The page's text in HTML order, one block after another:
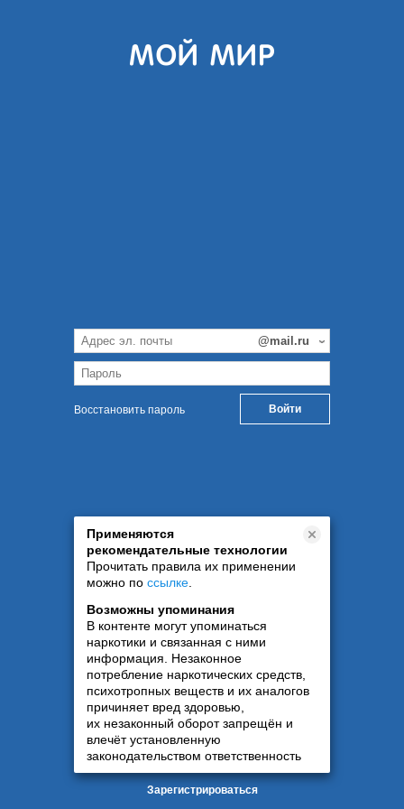
Восстановить пароль
Применяются
рекомендательные технологии
Прочитать правила их применении
можно по ссылке
Возможны упоминания
В контенте могут упоминаться
наркотики и связанная с ними
информация. Незаконное
потребление наркотических средств,
психотропных веществ и их аналогов
причиняет вред здоровью,
их незаконный оборот запрещён и
влечёт установленную
законодательством ответственность
Зарегистрироваться